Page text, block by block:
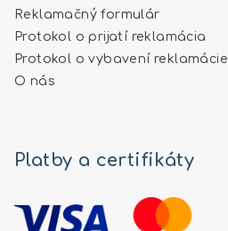
Reklamačný formulár
Protokol o prijatí reklamácia
Protokol o vybavení reklamácie
O nás
Platby a certifikáty